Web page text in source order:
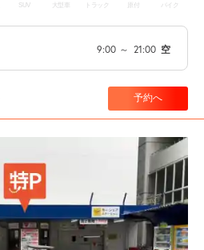
SUV 大型車 トラック 原付 バイク
9:00 ～ 21:00 空
予約へ